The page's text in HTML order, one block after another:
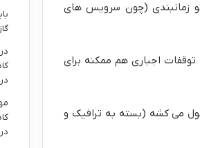
زمانبندی (چون سرویس های
اجباری هم ممکنه برای
۹۱۰ کیلومتر مسافته و معمولاً ۱۰ تا ۱۲ ساعت طول می کشه (بسته به ترافیک و